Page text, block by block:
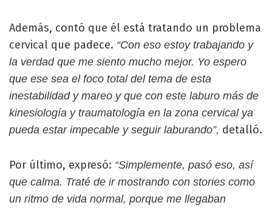
Además, contó que él está tratando un problema
cervical que padece. “Con eso estoy trabajando y
la verdad que me siento mucho mejor. Yo espero
que ese sea el foco total del tema de esta
inestabilidad y mareo y que con este laburo más de
kinesiología y traumatología en la zona cervical ya
pueda estar impecable y seguir laburando”, detalló.
Por último, expresó: “Simplemente, pasó eso, así
que calma. Traté de ir mostrando con stories como
un ritmo de vida normal, porque me llegaban